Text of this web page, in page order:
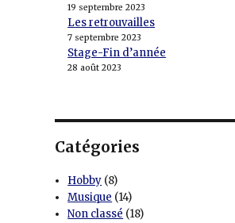
19 septembre 2023
Les retrouvailles
7 septembre 2023
Stage-Fin d’année
28 août 2023
Catégories
Hobby (8)
Musique (14)
Non classé (18)